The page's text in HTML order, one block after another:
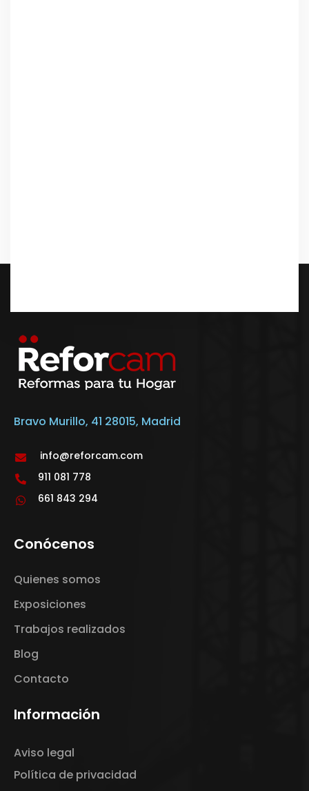
Bravo Murillo, 41 28015, Madrid
info@reforcam.com
911 081 778
661 843 294
Conócenos
Quienes somos
Exposiciones
Trabajos realizados
Blog
Contacto
Información
Aviso legal
Política de privacidad